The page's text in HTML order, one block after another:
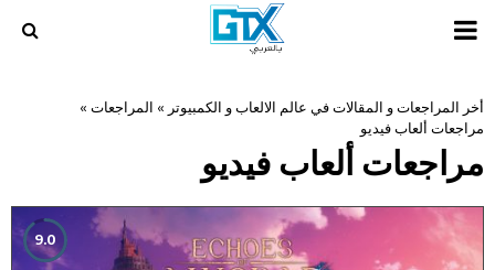
PRIMARY
أخر المراجعات و المقالات في عالم الالعاب و الكمبيوتر » المراجعات »
مراجعات ألعاب فيديو
مراجعات ألعاب فيديو
9.0